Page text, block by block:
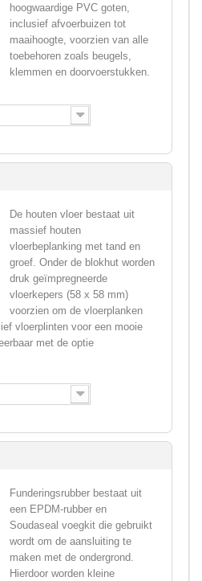
hoogwaardige PVC goten,
inclusief afvoerbuizen tot
maaihoogte, voorzien van alle
toebehoren zoals beugels,
klemmen en doorvoerstukken.
De houten vloer bestaat uit
massief houten
vloerbeplanking met tand en
groef. Onder de blokhut worden
druk geïmpregneerde
vloerkepers (58 x 58 mm)
voorzien om de vloerplanken
vloerplinten voor een mooie
met de optie
Funderingsrubber bestaat uit
een EPDM-rubber en
Soudaseal voegkit die gebruikt
wordt om de aansluiting te
maken met de ondergrond.
Hierdoor worden kleine